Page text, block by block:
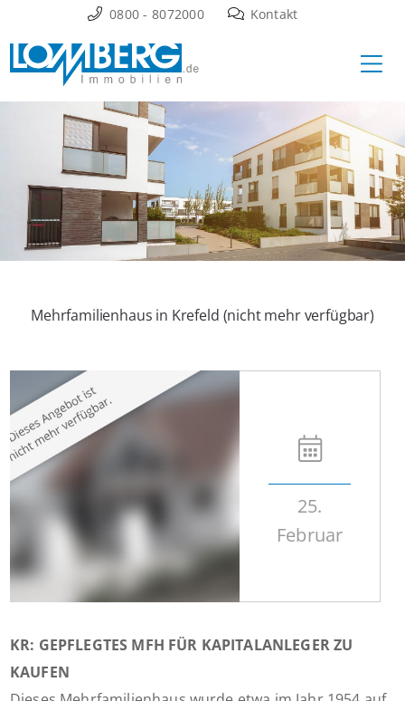
Inhalt
springen
0800 - 8072000 Kontakt
Mehrfamilienhaus in Krefeld (nicht mehr verfügbar)
25.
Februar
KR: GEPFLEGTES MFH FÜR KAPITALANLEGER ZU
KAUFEN